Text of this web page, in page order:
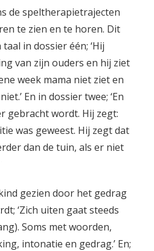
de speltherapietrajecten
te zien en te horen. Dit
in dossier één; ‘Hij
van zijn ouders en hij ziet
week mama niet ziet en
En in dossier twee; ‘En
gebracht wordt. Hij zegt:
was geweest. Hij zegt dat
dan de tuin, als er niet
gezien door het gedrag
‘Zich uiten gaat steeds
Soms met woorden,
intonatie en gedrag.’ En;